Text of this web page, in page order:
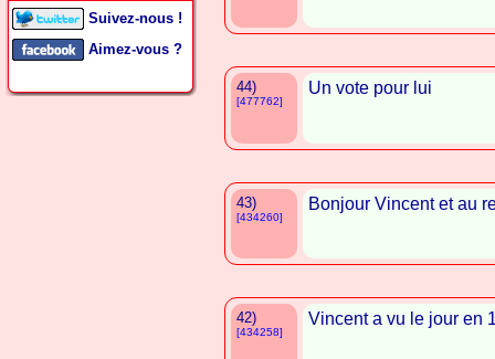
Suivez-nous !
Aimez-vous ?
44)
[477762]
Un vote pour lui
43)
[434260]
Bonjour Vincent et au
42)
[434258]
Vincent a vu le jour en